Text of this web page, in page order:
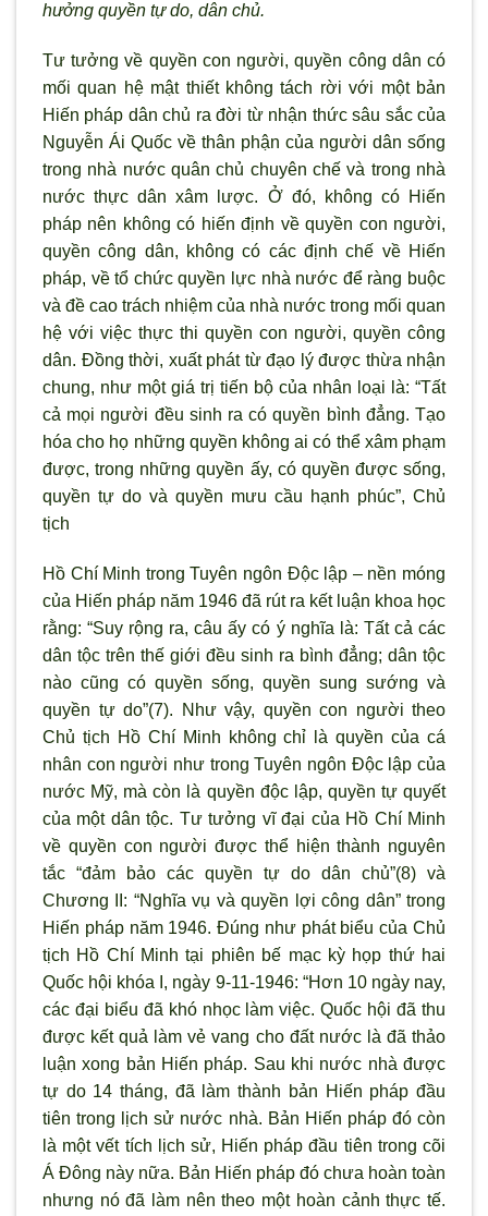
hưởng quyền tự do, dân chủ.
Tư tưởng về quyền con người, quyền công dân có
mối quan hệ mật thiết không tách rời với một bản
Hiến pháp dân chủ ra đời từ nhận thức sâu sắc của
Nguyễn Ái Quốc về thân phận của người dân sống
trong nhà nước quân chủ chuyên chế và trong nhà
nước thực dân xâm lược. Ở đó, không có Hiến
pháp nên không có hiến định về quyền con người,
quyền công dân, không có các định chế về Hiến
pháp, về tổ chức quyền lực nhà nước để ràng buộc
và đề cao trách nhiệm của nhà nước trong mối quan
hệ với việc thực thi quyền con người, quyền công
dân. Ðồng thời, xuất phát từ đạo lý được thừa nhận
chung, như một giá trị tiến bộ của nhân loại là: “Tất
cả mọi người đều sinh ra có quyền bình đẳng. Tạo
hóa cho họ những quyền không ai có thể xâm phạm
được, trong những quyền ấy, có quyền được sống,
quyền tự do và quyền mưu cầu hạnh phúc”, Chủ
tịch
Hồ Chí Minh trong Tuyên ngôn Ðộc lập – nền móng
của Hiến pháp năm 1946 đã rút ra kết luận khoa học
rằng: “Suy rộng ra, câu ấy có ý nghĩa là: Tất cả các
dân tộc trên thế giới đều sinh ra bình đẳng; dân tộc
nào cũng có quyền sống, quyền sung sướng và
quyền tự do”(7). Như vậy, quyền con người theo
Chủ tịch Hồ Chí Minh không chỉ là quyền của cá
nhân con người như trong Tuyên ngôn Ðộc lập của
nước Mỹ, mà còn là quyền độc lập, quyền tự quyết
của một dân tộc. Tư tưởng vĩ đại của Hồ Chí Minh
về quyền con người được thể hiện thành nguyên
tắc “đảm bảo các quyền tự do dân chủ”(8) và
Chương II: “Nghĩa vụ và quyền lợi công dân” trong
Hiến pháp năm 1946. Đúng như phát biểu của Chủ
tịch Hồ Chí Minh tại phiên bế mạc kỳ họp thứ hai
Quốc hội khóa I, ngày 9-11-1946: “Hơn 10 ngày nay,
các đại biểu đã khó nhọc làm việc. Quốc hội đã thu
được kết quả làm vẻ vang cho đất nước là đã thảo
luận xong bản Hiến pháp. Sau khi nước nhà được
tự do 14 tháng, đã làm thành bản Hiến pháp đầu
tiên trong lịch sử nước nhà. Bản Hiến pháp đó còn
là một vết tích lịch sử, Hiến pháp đầu tiên trong cõi
Á Đông này nữa. Bản Hiến pháp đó chưa hoàn toàn
nhưng nó đã làm nên theo một hoàn cảnh thực tế.